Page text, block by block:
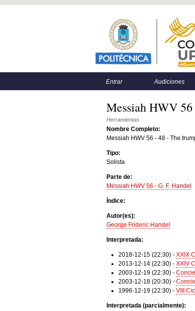
Entrar Audiciones
Messiah HWV
Herramientas
Nombre Completo:
Messiah HWV 56 - 48 - The
Tipo:
Solista
Parte de:
Messiah HWV 56 - G. F. Handel
Índice:
Autor(es):
George Frideric Handel
Interpretada:
2018-12-15 (22:30) - XXIX
2013-12-14 (22:30) - XXIV
2003-12-19 (22:30) -
2003-12-18 (20:30) -
1996-12-19 (22:30) - VIII
Interpretada (parcialmente):